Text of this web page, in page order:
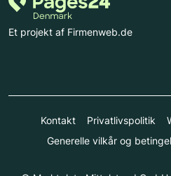
Et projekt af Firmenweb.de
Kontakt Privatlivspolitik
Generelle vilkår og